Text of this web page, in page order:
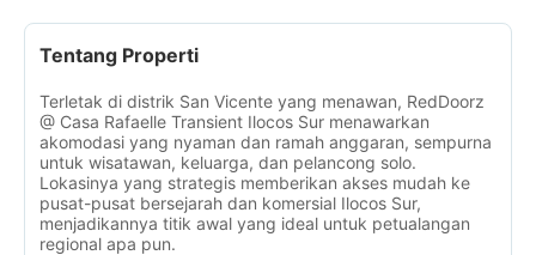
Tentang Properti
Terletak di distrik San Vicente yang menawan, RedDoorz
@ Casa Rafaelle Transient Ilocos Sur menawarkan
akomodasi yang nyaman dan ramah anggaran, sempurna
untuk wisatawan, keluarga, dan pelancong solo.
Lokasinya yang strategis memberikan akses mudah ke
pusat-pusat bersejarah dan komersial Ilocos Sur,
menjadikannya titik awal yang ideal untuk petualangan
regional apa pun.